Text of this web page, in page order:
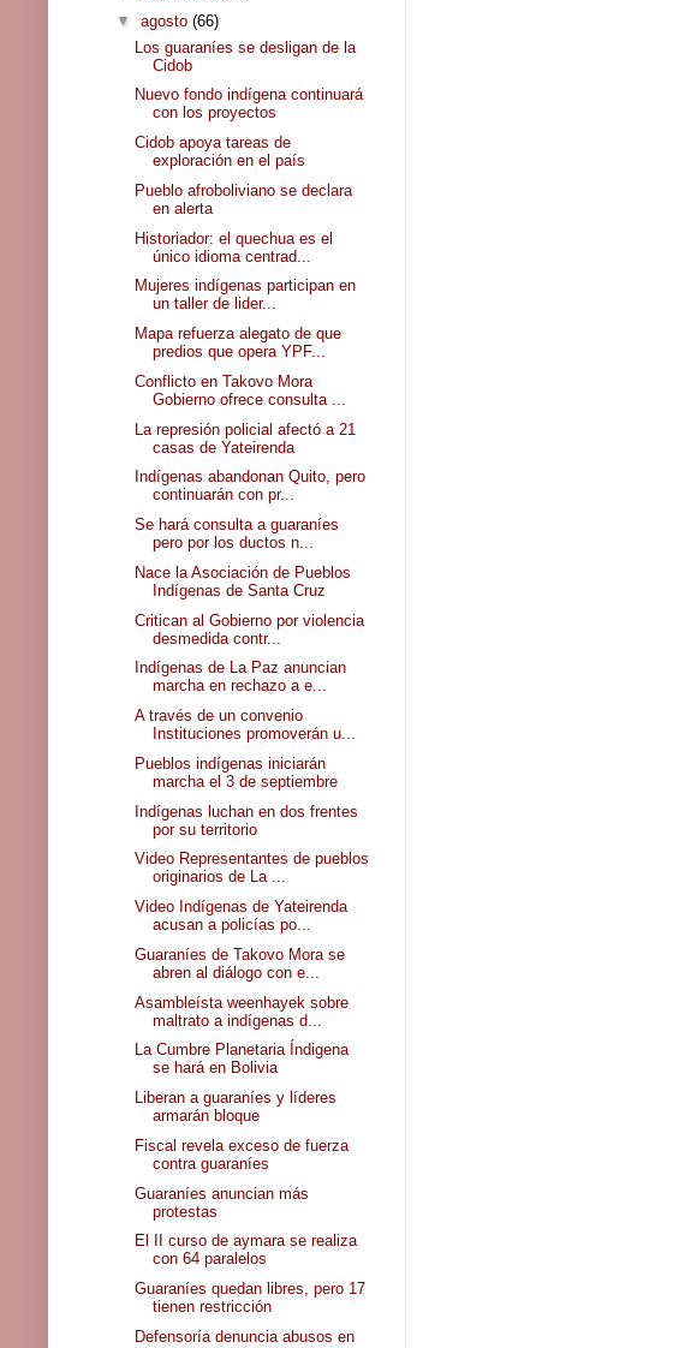
▼ agosto (66)
Los guaraníes se desligan de la
Cidob
Nuevo fondo indígena continuará
con los proyectos
Cidob apoya tareas de
exploración en el país
Pueblo afroboliviano se declara
en alerta
Historiador: el quechua es el
único idioma centrad...
Mujeres indígenas participan en
un taller de lider...
Mapa refuerza alegato de que
predios que opera YPF...
Conflicto en Takovo Mora
Gobierno ofrece consulta ...
La represión policial afectó a 21
casas de Yateirenda
Indígenas abandonan Quito, pero
continuarán con pr...
Se hará consulta a guaraníes
pero por los ductos n...
Nace la Asociación de Pueblos
Indígenas de Santa Cruz
Critican al Gobierno por violencia
desmedida contr...
Indígenas de La Paz anuncian
marcha en rechazo a e...
A través de un convenio
Instituciones promoverán u...
Pueblos indígenas iniciarán
marcha el 3 de septiembre
Indígenas luchan en dos frentes
por su territorio
Video Representantes de pueblos
originarios de La ...
Video Indígenas de Yateirenda
acusan a policías po...
Guaraníes de Takovo Mora se
abren al diálogo con e...
Asambleísta weenhayek sobre
maltrato a indígenas d...
La Cumbre Planetaria Índigena
se hará en Bolivia
Liberan a guaraníes y líderes
armarán bloque
Fiscal revela exceso de fuerza
contra guaraníes
Guaraníes anuncian más
protestas
El II curso de aymara se realiza
con 64 paralelos
Guaraníes quedan libres, pero 17
tienen restricción
Defensoría denuncia abusos en